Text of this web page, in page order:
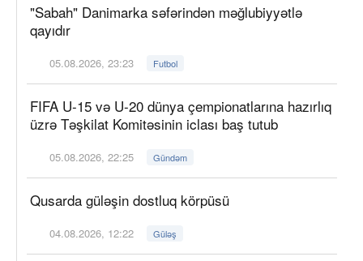
"Sabah" Danimarka səfərindən məğlubiyyətlə
qayıdır
05.08.2026, 23:23 Futbol
FIFA U-15 və U-20 dünya çempionatlarına hazırlıq
üzrə Təşkilat Komitəsinin iclası baş tutub
05.08.2026, 22:25 Gündəm
Qusarda güləşin dostluq körpüsü
04.08.2026, 12:22 Güləş